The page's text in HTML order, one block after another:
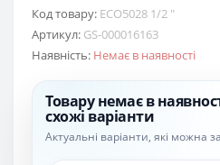
Код товару: ECO5028 1/2 ″
Артикул: GS-000016163
Наявність: Немає в наявності
Товару немає в
схожі варіанти
Актуальні варіанти, які можна